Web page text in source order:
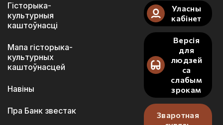
Гісторыка-
культурныя
каштоўнасці
Мапа гісторыка-
культурных
каштоўнасцей
Навіны
Пра Банк звестак
Уласны
кабінет
Версія
для
людзей
са
слабым
зрокам
Зваротная